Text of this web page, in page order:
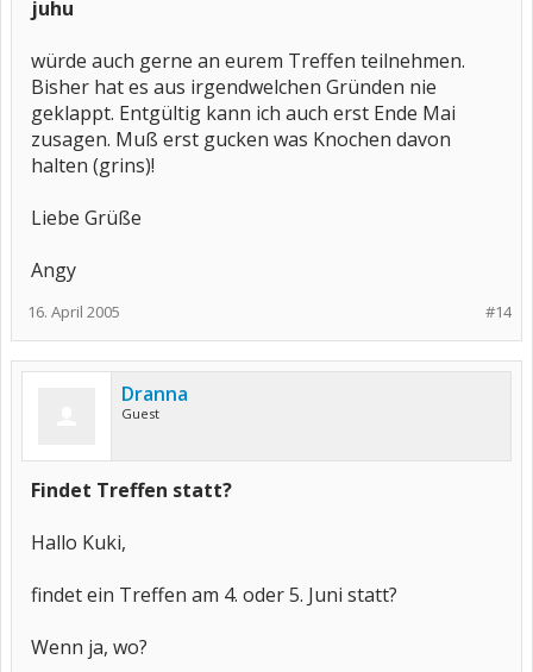
juhu
würde auch gerne an eurem Treffen teilnehmen.
Bisher hat es aus irgendwelchen Gründen nie
geklappt. Entgültig kann ich auch erst Ende Mai
zusagen. Muß erst gucken was Knochen davon
halten (grins)!
Liebe Grüße
Angy
#14
16. April 2005
Dranna
Guest
Findet Treffen statt?
Hallo Kuki,
findet ein Treffen am 4. oder 5. Juni statt?
Wenn ja, wo?